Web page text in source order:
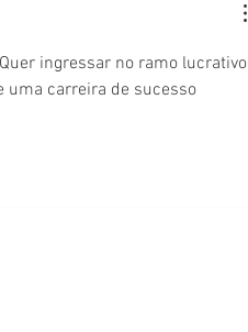
ingressar no ramo lucrativo
uma carreira de sucesso